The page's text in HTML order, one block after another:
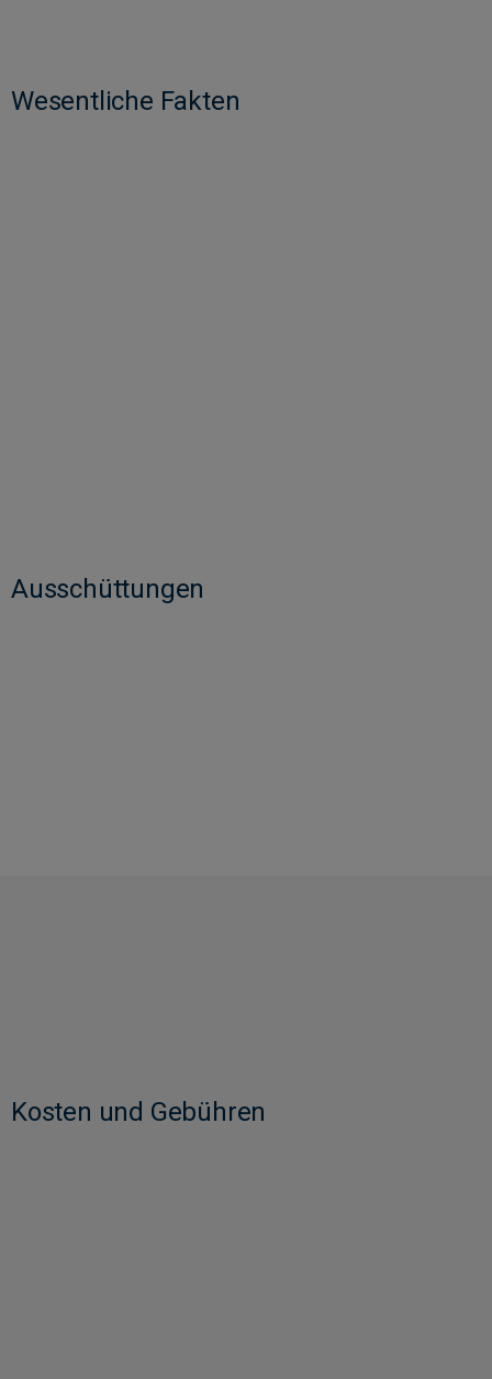
Wesentliche Fakten
Ausschüttungen
Kosten und Gebühren